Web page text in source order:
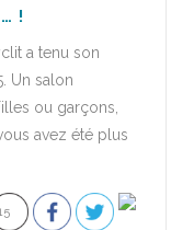
!
a tenu son
Un salon
ou garçons,
avez été plus